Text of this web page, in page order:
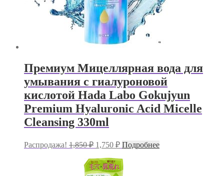
Премиум Мицеллярная вода для
умывания с гиалуроновой
кислотой Hada Labo Gokujyun
Premium Hyaluronic Acid Micelle
Cleansing 330ml
Распродажа! 1,850₽ Первоначальная
составляла
1,850 ₽.
1,750 ₽Текущая
цена:
1,750 ₽.
Подробнее